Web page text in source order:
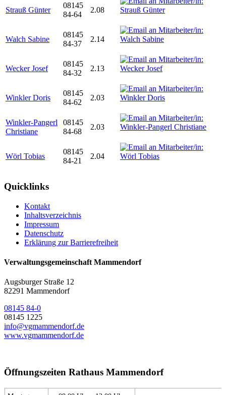
Strauß Günter
08145
84-64
2.08
Walch Sabine
08145
84-37
2.14
Wecker Josef
08145
84-32
2.13
Winkler Doris
08145
84-62
2.03
Winkler-Pangerl
Christiane
08145
84-68
2.03
Wörl Tobias
08145
84-21
2.04
Quicklinks
Kontakt
Inhaltsverzeichnis
Impressum
Datenschutz
Erklärung zur Barrierefreiheit
Verwaltungsgemeinschaft Mammendorf
Augsburger Straße 12
82291 Mammendorf
08145 84-0
08145 1225
info@vgmammendorf.de
www.vgmammendorf.de
Öffnungszeiten Rathaus Mammendorf